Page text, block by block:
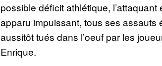
possible déficit athlétique, l’attaquant
apparu impuissant, tous ses assauts
aussitôt tués dans l’oeuf par les
Enrique.